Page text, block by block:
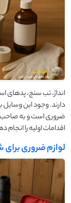
انداژ، تب‌ سنج، پدهای
دارند. وجود این
ضروری است و به
اقدامات اولیه را انجام
لوازم ضروری